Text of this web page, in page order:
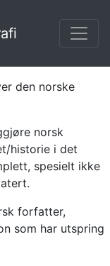
den norske
norsk
historie i det
spesielt ikke
forfatter,
som har utspring